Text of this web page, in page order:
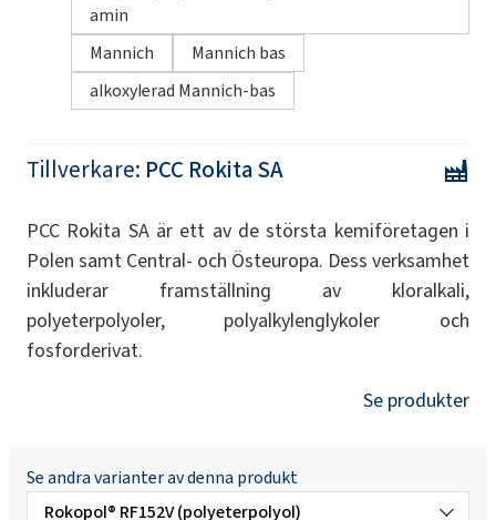
amin
Mannich
Mannich bas
alkoxylerad Mannich-bas
Tillverkare: PCC Rokita SA
PCC Rokita SA är ett av de största kemiföretagen i
Polen samt Central- och Östeuropa. Dess verksamhet
inkluderar framställning av kloralkali,
polyeterpolyoler, polyalkylenglykoler och
fosforderivat.
Se produkter
Se andra varianter av denna produkt
Rokopol® RF152V (polyeterpolyol)